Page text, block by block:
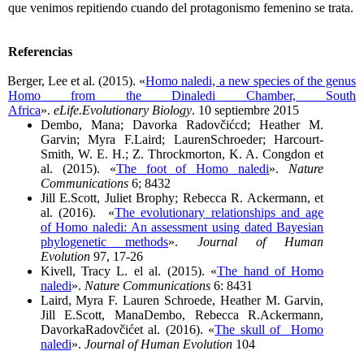
que venimos repitiendo cuando del protagonismo femenino se trata.
Referencias
Berger, Lee et al. (2015). «Homo naledi, a new species of the genus
Homo from the Dinaledi Chamber, South
Africa». eLife.Evolutionary Biology. 10 septiembre 2015
Dembo, Mana; Davorka Radovčićcd; Heather M.
Garvin; Myra F.Laird; LaurenSchroeder; Harcourt-
Smith, W. E. H.; Z. Throckmorton, K. A. Congdon et
al. (2015). «The foot of Homo naledi». Nature
Communications6; 8432
Jill E.Scott, Juliet Brophy; Rebecca R. Ackermann, et
al. (2016). «The evolutionary relationships and age
of Homo naledi: An assessment using dated Bayesian
phylogenetic methods». Journal of Human
Evolution97, 17-26
Kivell, Tracy L. el al. (2015). «The hand of Homo
naledi». Nature Communications6: 8431
Laird, Myra F. Lauren Schroede, Heather M. Garvin,
Jill E.Scott, ManaDembo, Rebecca R.Ackermann,
DavorkaRadovčićet al. (2016). «The skull of Homo
naledi». Journal of Human Evolution104